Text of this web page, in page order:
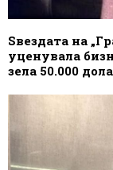
Ѕвездата на
уценувала
зела 50.000